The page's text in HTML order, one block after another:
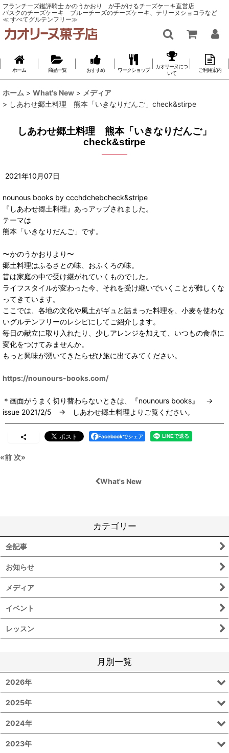
フランチーズ鑑評騎士 かのうかおり が手がけるチーズケーキ直営店
バスクのチーズケーキ ブルーチーズのチーズケーキ、テリーヌショコラなど
≪ すべてグルテンフリー≫
ホーム 商品一覧 おすすめ ワークショップ
カオリーヌにつ
いて
ご利用案内
ホーム > What's New > メディア
> しあわせ郷土料理 熊本「いきなりだんご」check&stirpe
しあわせ郷土料理 熊本「いきなりだんご」
check&stirpe
2021年10 月07日
nounous books by ccchdchebcheck&stripe
『しあわせ郷土料理』あっアップされました。
テーマは
熊本「いきなりだんご」です。
〜かのうかおりより〜
郷土料理はふるさとの味、おふくろの味。
昔は家庭の中で受け継がれていくものでした。
ライフスタイルが変わった今、それを受け継いでいくことが難しくな
ってきています。
ここでは、各地の文化や風土がギュと詰まった料理を、小麦を使わな
いグルテンフリーのレシピにしてご紹介します。
毎日の献立に取り入れたり、少しアレンジを加えて、いつもの食卓に
変化をつけてみませんか。
もっと興味が湧いてきたらぜひ旅に出てみてください。
https://nounours-books.com/
＊画面がうまく切り替わらないときは、『nounours books』 →
issue 2021/2/5 → しあわせ郷土料理よりご覧ください。
Facebookでシェア
«前 次»
What's New
カテゴリー
全記事
お知らせ
メディア
イベント
レッスン
月別一覧
2026年
2025年
2024年
2023年